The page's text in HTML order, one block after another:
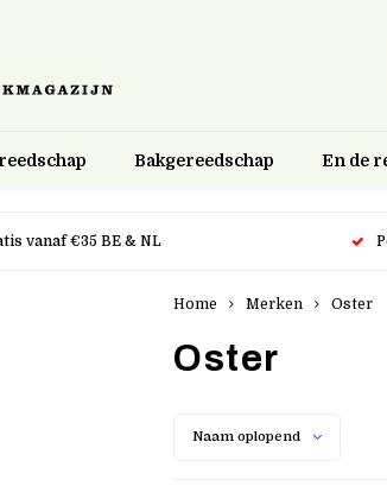
Bakgereedschap En de
vanaf €35 BE & NL
Home Merken Oster
Oster
Naam oplopend